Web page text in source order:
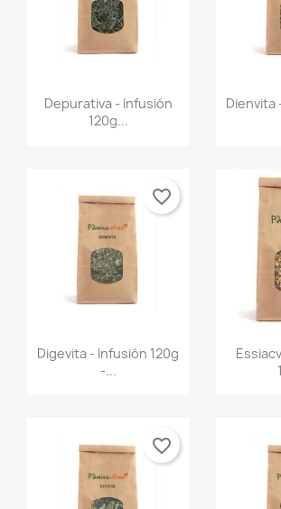
Vista rápida
Depurativa - Infusión
120g...

Dienvita
Vista rápida
Digevita - Infusión 120g
-...
favorite_border

favorite_border